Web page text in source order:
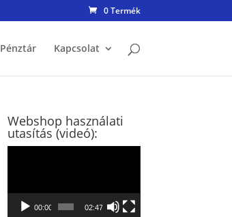
0 Termék
Pénztár Kapcsolat
Webshop használati
utasítás (videó):
00:00 02:47